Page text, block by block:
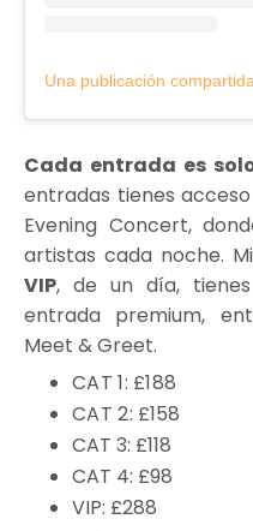
Cada entrada es
entradas tienes
Evening Concert,
artistas cada noche.
VIP, de un día,
entrada premium,
Meet & Greet.
CAT 1: £188
CAT 2: £158
CAT 3: £118
CAT 4: £98
VIP: £288